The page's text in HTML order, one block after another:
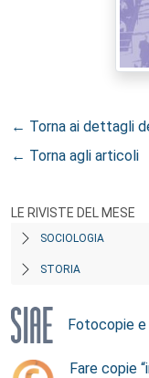
← Torna ai dettagli
← Torna agli articoli
LE RIVISTE DEL MESE
SOCIOLOGIA
STORIA
Fotocopie e
Fare copie